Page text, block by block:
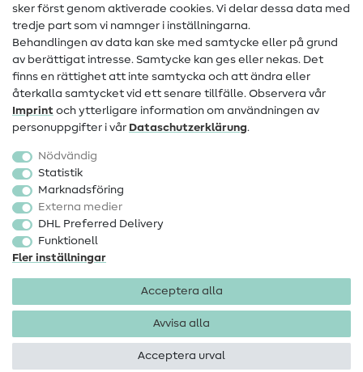
Information om byte av operatör
FAQ
Ångerrätt
Populärt
Sytillbehör
Rea
sker först genom aktiverade cookies. Vi delar dessa data med
tredje part som vi namnger i inställningarna.
Behandlingen av data kan ske med samtycke eller på grund
av berättigat intresse. Samtycke kan ges eller nekas. Det
finns en rättighet att inte samtycka och att ändra eller
återkalla samtycket vid ett senare tillfälle. Observera vår
Imprint och ytterligare information om användningen av
personuppgifter i vår Data­schutz­erklärung.
Nödvändig
Statistik
Marknadsföring
Externa medier
DHL Preferred Delivery
Funktionell
Fler inställningar
Acceptera alla
Avvisa alla
Acceptera urval
Företagsinformation Dataskydd
Allmänna villkor
Upphovsrätt 2026 SewIY GmbH